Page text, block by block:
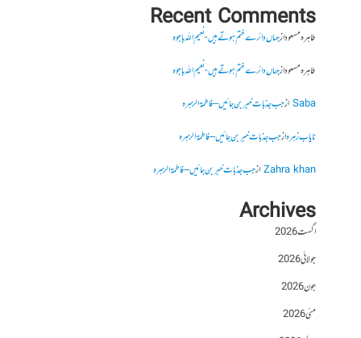
Recent Comments
طاہرہ مسعودازجہاں دائرے ختم ہوتے ہیں- نعیم اللہ باجوہ
طاہرہ مسعودازجہاں دائرے ختم ہوتے ہیں- نعیم اللہ باجوہ
Sabaازجب جذبات خبر بن جائیں – فاطمۃالزہرہ
نایاب زہرہازجب جذبات خبر بن جائیں – فاطمۃالزہرہ
Zahra khanازجب جذبات خبر بن جائیں – فاطمۃالزہرہ
Archives
اگست 2026
جولائی 2026
جون 2026
مئی 2026